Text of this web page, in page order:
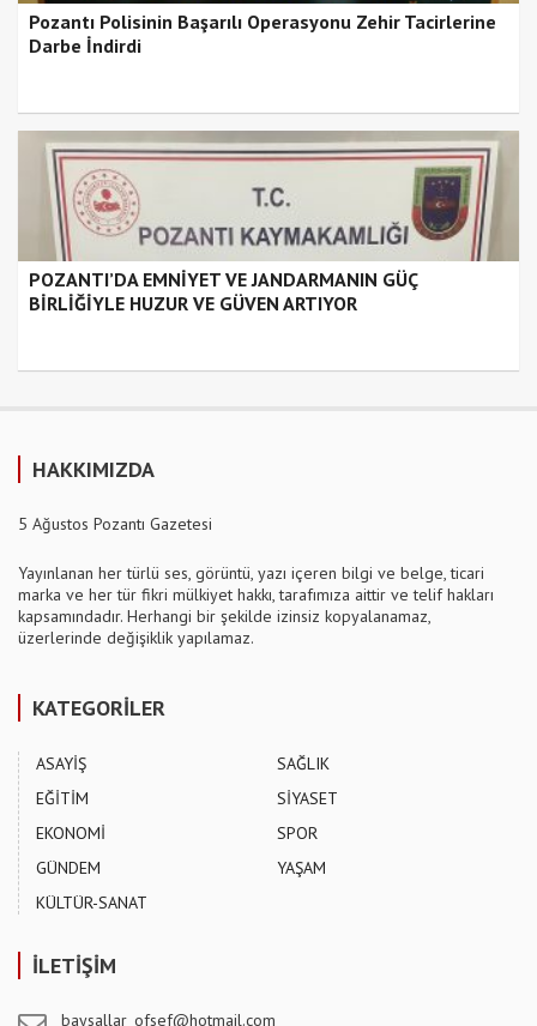
Pozantı Polisinin Başarılı Operasyonu Zehir Tacirlerine
Darbe İndirdi
POZANTI’DA EMNİYET VE JANDARMANIN GÜÇ
BİRLİĞİYLE HUZUR VE GÜVEN ARTIYOR
HAKKIMIZDA
5 Ağustos Pozantı Gazetesi
Yayınlanan her türlü ses, görüntü, yazı içeren bilgi ve belge, ticari
marka ve her tür fikri mülkiyet hakkı, tarafımıza aittir ve telif hakları
kapsamındadır. Herhangi bir şekilde izinsiz kopyalanamaz,
üzerlerinde değişiklik yapılamaz.
KATEGORİLER
ASAYİŞ
EĞİTİM
EKONOMİ
GÜNDEM
KÜLTÜR-SANAT
SAĞLIK
SİYASET
SPOR
YAŞAM
İLETİŞİM
baysallar_ofsef@hotmail.com